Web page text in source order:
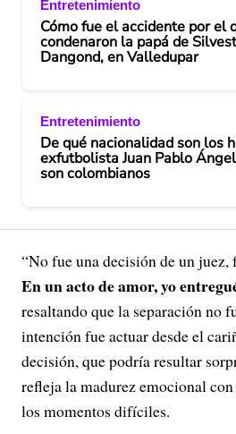
o
Entretenimiento
Cómo fue el accidente por el
condenaron la papá de
Dangond, en Valledupar
Entretenimiento
De qué nacionalidad son los
exfutbolista Juan Pablo
son colombianos
“No fue una decisión de un juez,
En un acto de amor, yo
resaltando que la separación no
intención fue actuar desde el
decisión, que podría resultar
refleja la madurez emocional
los momentos difíciles.